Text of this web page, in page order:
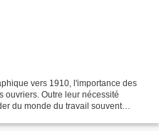
vers 1910, l'importance des
ouvriers. Outre leur nécessité
du monde du travail souvent